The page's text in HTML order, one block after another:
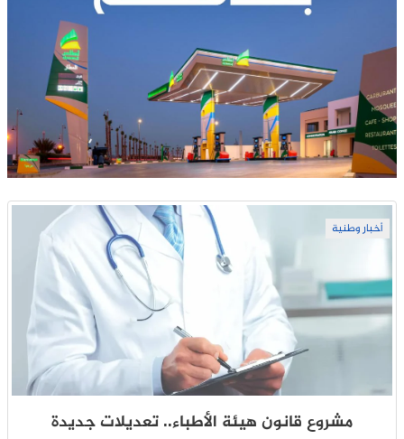
أخبار وطنية
مشروع قانون هيئة الأطباء.. تعديلات جديدة